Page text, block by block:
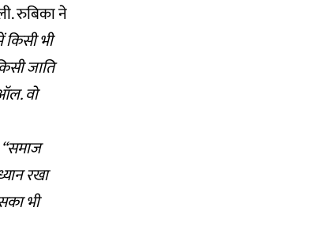
रुबिका ने
भी
जाति
वो
“समाज
रखा
भी